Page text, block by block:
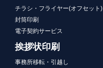
チラシ・フライヤー(オフセット)
封筒印刷
電子契約サービス
挨拶状印刷
事務所移転・引越し